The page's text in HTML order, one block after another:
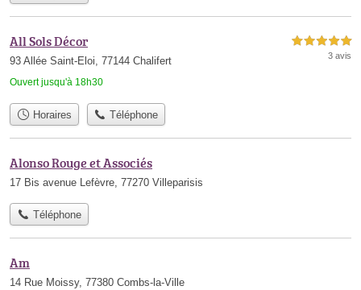
All Sols Décor
93 Allée Saint-Eloi, 77144 Chalifert
Ouvert jusqu'à 18h30
5,0 étoiles sur 5
3 avis
Horaires Téléphone
Alonso Rouge et Associés
17 Bis avenue Lefèvre, 77270 Villeparisis
Téléphone
Am
14 Rue Moissy, 77380 Combs-la-Ville